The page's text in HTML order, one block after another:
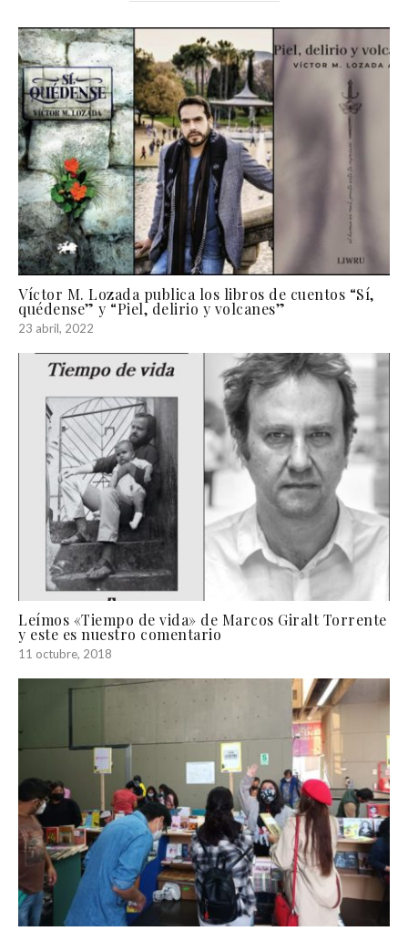
Víctor M. Lozada publica los libros de cuentos “Sí,
quédense” y “Piel, delirio y volcanes”
23 abril, 2022
Leímos «Tiempo de vida» de Marcos Giralt Torrente
y este es nuestro comentario
11 octubre, 2018